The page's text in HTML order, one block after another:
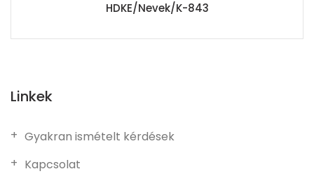
HDKE/Nevek/K-843
Linkek
Gyakran ismételt kérdések
Kapcsolat